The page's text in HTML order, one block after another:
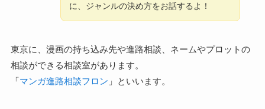
に、ジャンルの決め方をお話するよ！
東京に、漫画の持ち込み先や進路相談、ネームやプロットの
相談ができる相談室があります。
「マンガ進路相談フロン 」といいます。